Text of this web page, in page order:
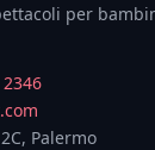
per
Palermo